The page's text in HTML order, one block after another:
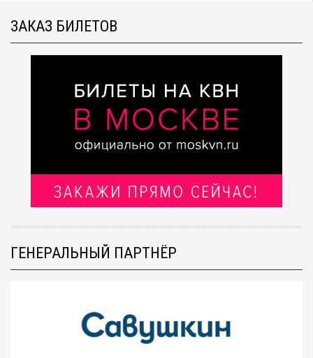
ЗАКАЗ БИЛЕТОВ
ГЕНЕРАЛЬНЫЙ ПАРТНЁР